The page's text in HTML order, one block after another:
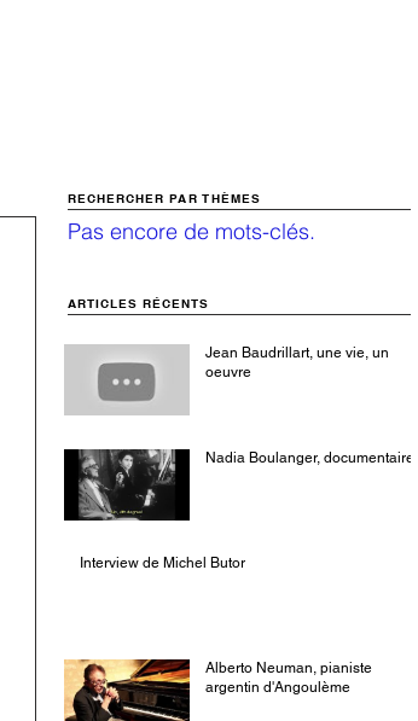
RECHERCHER PAR THÈMES
Pas encore de mots-clés.
ARTICLES RÉCENTS
Jean Baudrillart, une vie, un
oeuvre
Nadia Boulanger, documentaire
Interview de Michel Butor
Alberto Neuman, pianiste
argentin d'Angoulème